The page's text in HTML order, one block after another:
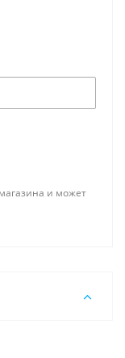
и может